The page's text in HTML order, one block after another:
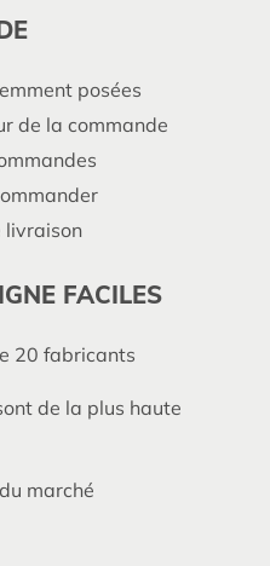
posées
de la commande
livraison
FACILES
20 fabricants
de la plus haute
marché